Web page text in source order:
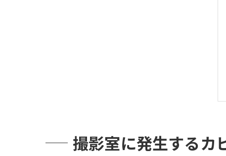
撮影室に発生するカ